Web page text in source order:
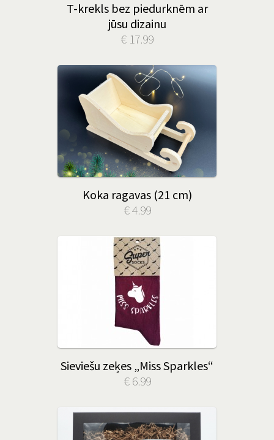
T-krekls bez piedurknēm ar
jūsu dizainu
€ 17.99
Koka ragavas (21 cm)
€ 4.99
Sieviešu zeķes „Miss Sparkles“
€ 6.99